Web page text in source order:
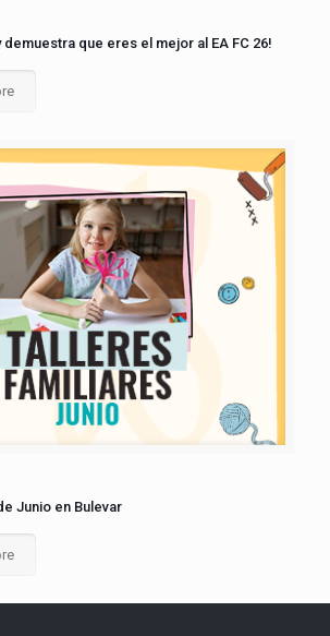
demuestra que eres el mejor al EA FC 26!
Junio en Bulevar